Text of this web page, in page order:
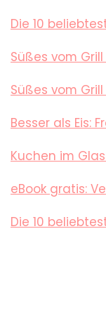
Die 10
Süßes vom Grill
Süßes vom Grill
Besser als Eis:
Kuchen im
eBook gratis:
Die 10